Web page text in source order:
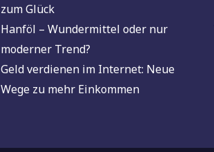
zum Glück
Hanföl – Wundermittel oder nur
moderner Trend?
Geld verdienen im Internet: Neue
Wege zu mehr Einkommen